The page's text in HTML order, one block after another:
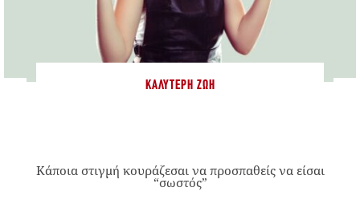
ΚΑΛΎΤΕΡΗ ΖΩΉ
Κάποια στιγμή κουράζεσαι να προσπαθείς να είσαι
“σωστός”